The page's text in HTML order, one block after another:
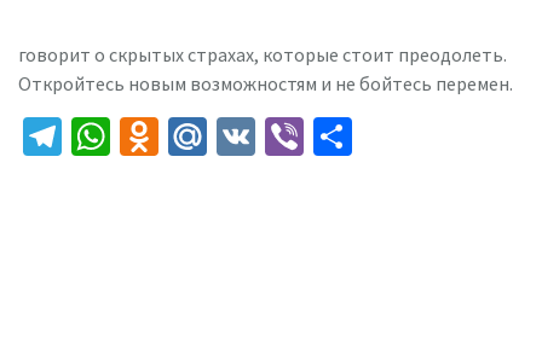
говорит о скрытых страхах, которые стоит преодолеть.
Откройтесь новым возможностям и не бойтесь перемен.
Telegram
WhatsApp
Odnoklassniki
Mail.Ru
VK Viber